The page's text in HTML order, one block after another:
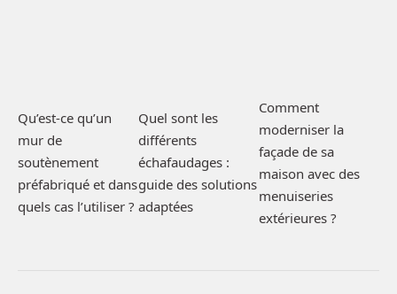
Qu’est-ce qu’un
mur de
soutènement
préfabriqué et dans
quels cas l’utiliser ?
Quel sont les
différents
échafaudages :
guide des solutions
adaptées
Comment
moderniser la
façade de sa
maison avec des
menuiseries
extérieures ?